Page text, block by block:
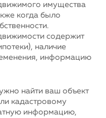
имущества
когда было
содержит
наличие
информацию
найти ваш объект
кадастровому
информацию,